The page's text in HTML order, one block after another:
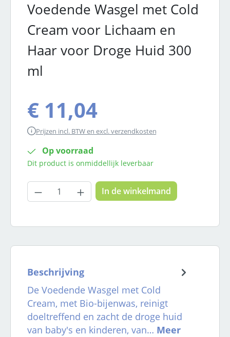
Voedende Wasgel met Cold
Cream voor Lichaam en
Haar voor Droge Huid 300
ml
€ 11,04
Prijzen incl. BTW en excl. verzendkosten
Op voorraad
Dit product is onmiddellijk leverbaar
Producthoeveelheid: Voer de
In de winkelmand
Beschrijving
De Voedende Wasgel met Cold
Cream, met Bio-bijenwas, reinigt
doeltreffend en zacht de droge huid
van baby's en kinderen, van… Meer